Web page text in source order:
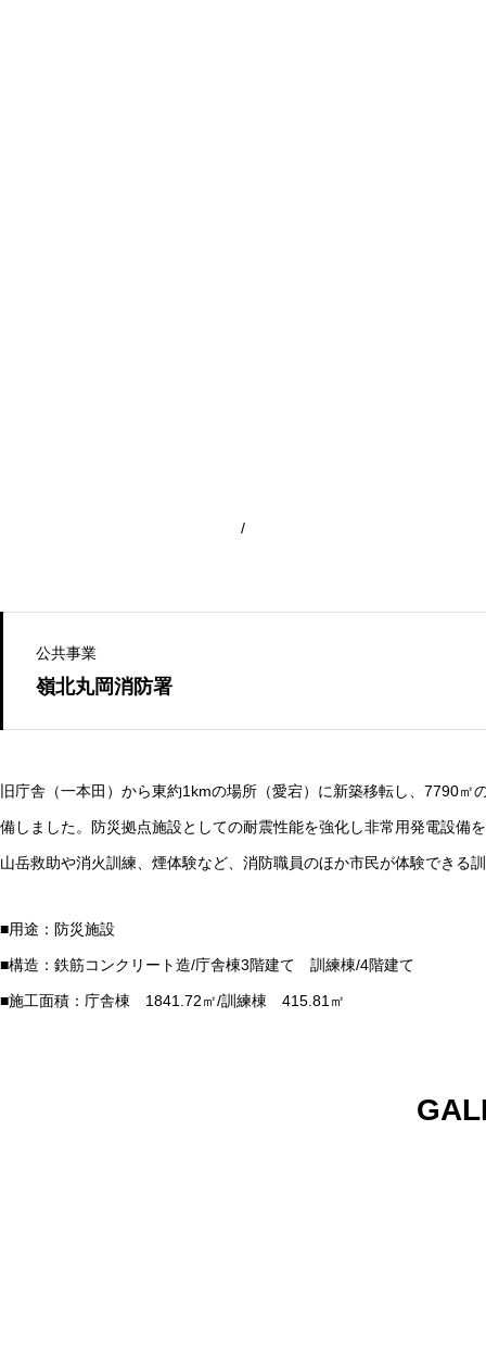
/
公共事業
嶺北丸岡消防署
旧庁舎（一本田）から東約1kmの場所（愛宕）に新築移転し、7790
備しました。防災拠点施設としての耐震性能を強化し非常用発電設備
山岳救助や消火訓練、煙体験など、消防職員のほか市民が体験できる
■用途：防災施設
■構造：鉄筋コンクリート造/庁舎棟3階建て 訓練棟/4階建て
■施工面積：庁舎棟 1841.72㎡/訓練棟 415.81㎡